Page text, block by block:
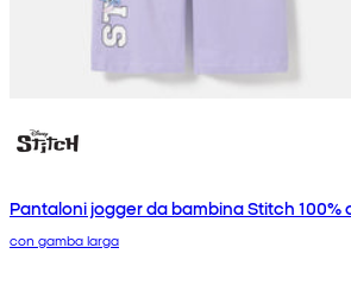
Pantaloni jogger da bambina Stitch 100%
con gamba larga